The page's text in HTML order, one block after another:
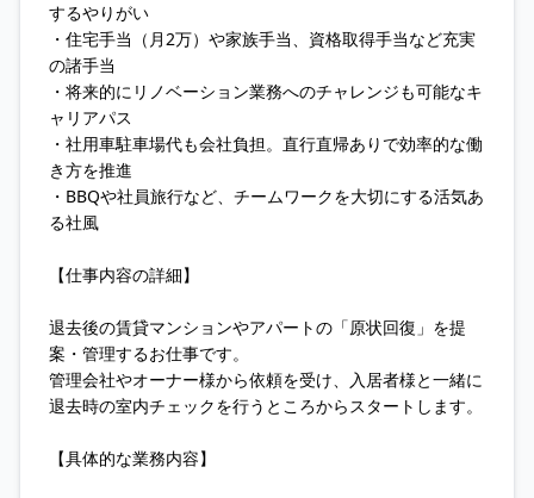
するやりがい
・住宅手当（月2万）や家族手当、資格取得手当など充実
の諸手当
・将来的にリノベーション業務へのチャレンジも可能なキ
ャリアパス
・社用車駐車場代も会社負担。直行直帰ありで効率的な働
き方を推進
・BBQや社員旅行など、チームワークを大切にする活気あ
る社風
【仕事内容の詳細】
退去後の賃貸マンションやアパートの「原状回復」を提
案・管理するお仕事です。
管理会社やオーナー様から依頼を受け、入居者様と一緒に
退去時の室内チェックを行うところからスタートします。
【具体的な業務内容】